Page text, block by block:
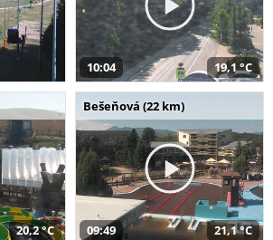
10:04 19,1 °C
20,2 °C
Bešeňová (22 km)
09:49 21,1 °C